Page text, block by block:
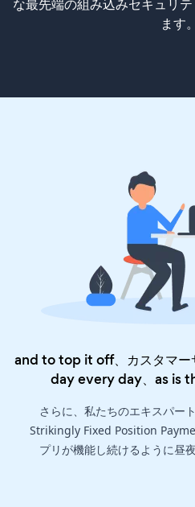
な最先端の組み込みセキュリ
ます。
and to top it off、カスタマー
day every day、as is
さらに、私たちのエキスパー
Strikingly Fixed Position
プリが機能し続けるように昼